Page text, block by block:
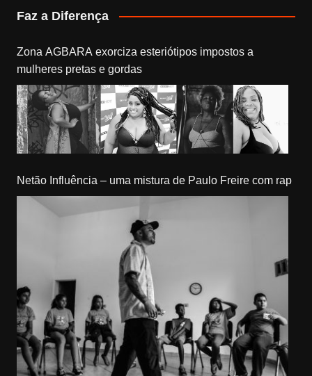
Faz a Diferença
Zona AGBARA exorciza esteriótipos impostos a
mulheres pretas e gordas
Netão Influência – uma mistura de Paulo Freire com rap